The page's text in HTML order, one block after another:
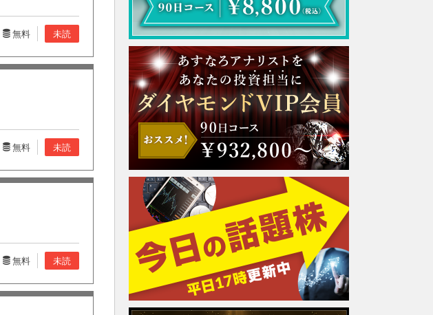
未読
無料
未読
無料
未読
無料